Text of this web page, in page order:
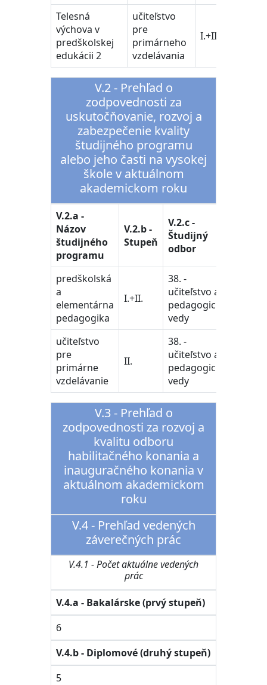
Telesná
výchova v
predškolskej
edukácii 2
učiteľstvo
pre
primárneho
vzdelávania
I.+II.
V.2 - Prehľad o
zodpovednosti za
uskutočňovanie, rozvoj a
zabezpečenie kvality
študijného programu
alebo jeho časti na vysokej
škole v aktuálnom
akademickom roku
V.2.a -
Názov
študijného
programu
V.2.b -
Stupeň
V.2.c -
Študijný
odbor
predškolská
a
elementárna
pedagogika
I.+II.
38. -
učiteľstvo a
pedagogické
vedy
učiteľstvo
pre
primárne
vzdelávanie
II.
38. -
učiteľstvo a
pedagogické
vedy
V.3 - Prehľad o
zodpovednosti za rozvoj a
kvalitu odboru
habilitačného konania a
inauguračného konania v
aktuálnom akademickom
roku
V.4 - Prehľad vedených
záverečných prác
V.4.1 - Počet aktuálne vedených
prác
V.4.a - Bakalárske (prvý stupeň)
6
V.4.b - Diplomové (druhý stupeň)
5